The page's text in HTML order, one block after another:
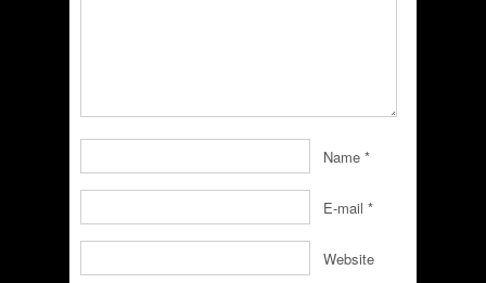
Name *
E-mail *
Website